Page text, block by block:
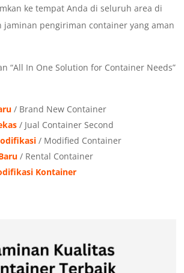
ke tempat Anda di seluruh area di
jaminan pengiriman container yang aman
“All In One Solution for Container Needs”
/ Brand New Container
/ Jual Container Second
/ Modified Container
/ Rental Container
Kontainer